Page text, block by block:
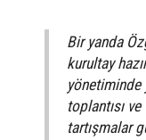
Bir yanda
kurultay
yönetiminde
toplantısı
tartışmalar